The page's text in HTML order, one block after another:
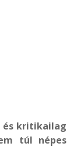
és kritikailag
túl népes